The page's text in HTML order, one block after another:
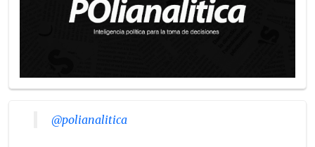
@polianalitica